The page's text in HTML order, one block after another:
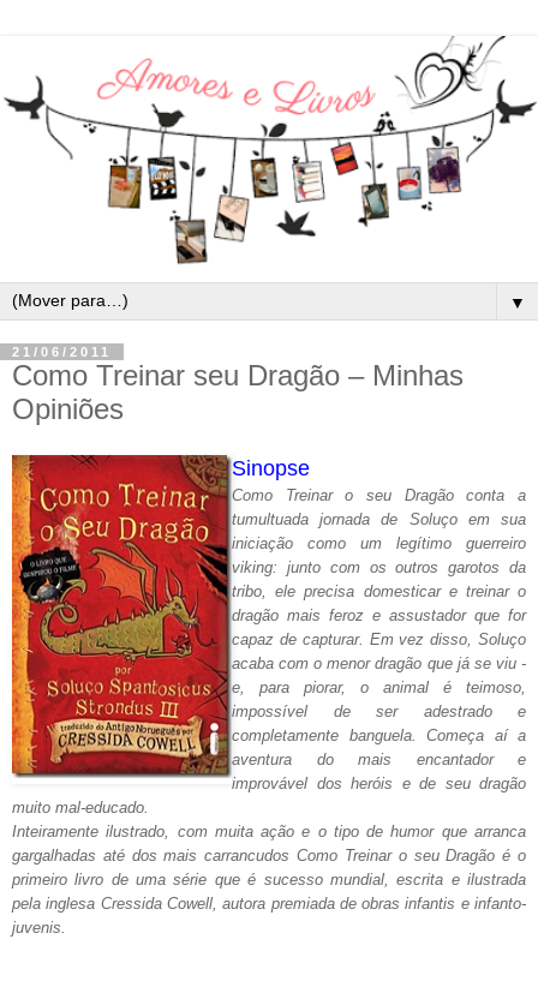
▼
21/06/2011
Como Treinar seu Dragão – Minhas
Opiniões
Sinopse
Como Treinar o seu Dragão conta a
tumultuada jornada de Soluço em sua
iniciação como um legítimo guerreiro
viking: junto com os outros garotos da
tribo, ele precisa domesticar e treinar o
dragão mais feroz e assustador que for
capaz de capturar. Em vez disso, Soluço
acaba com o menor dragão que já se viu -
e, para piorar, o animal é teimoso,
impossível de ser adestrado e
completamente banguela. Começa aí a
aventura do mais encantador e
improvável dos heróis e de seu dragão
muito mal-educado.
Inteiramente ilustrado, com muita ação e o tipo de humor que arranca
gargalhadas até dos mais carrancudos Como Treinar o seu Dragão é o
primeiro livro de uma série que é sucesso mundial, escrita e ilustrada
pela inglesa Cressida Cowell, autora premiada de obras infantis e infanto-
juvenis.